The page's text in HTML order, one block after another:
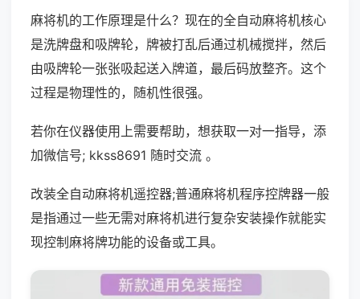
麻将机的工作原理是什么？现在的全自动麻将机核心
是洗牌盘和吸牌轮，牌被打乱后通过机械搅拌，然后
由吸牌轮一张张吸起送入牌道，最后码放整齐。这个
过程是物理性的，随机性很强。
若你在仪器使用上需要帮助，想获取一对一指导，添
加微信号; kkss8691 随时交流 。
改装全自动麻将机遥控器;普通麻将机程序控牌器一般
是指通过一些无需对麻将机进行复杂安装操作就能实
现控制麻将牌功能的设备或工具。